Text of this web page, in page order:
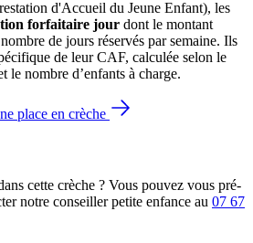
d'Accueil du Jeune Enfant), les
forfaitaire jour dont le montant
de jours réservés par semaine. Ils
de leur CAF, calculée selon le
le nombre d’enfants à charge.
place en crèche
cette crèche ? Vous pouvez vous pré-
notre conseiller petite enfance au 07 67